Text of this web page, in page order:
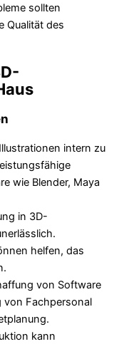
sollten
Qualität des
intern zu
wie Blender, Maya
in 3D-
helfen, das
von Software
von Fachpersonal
kann